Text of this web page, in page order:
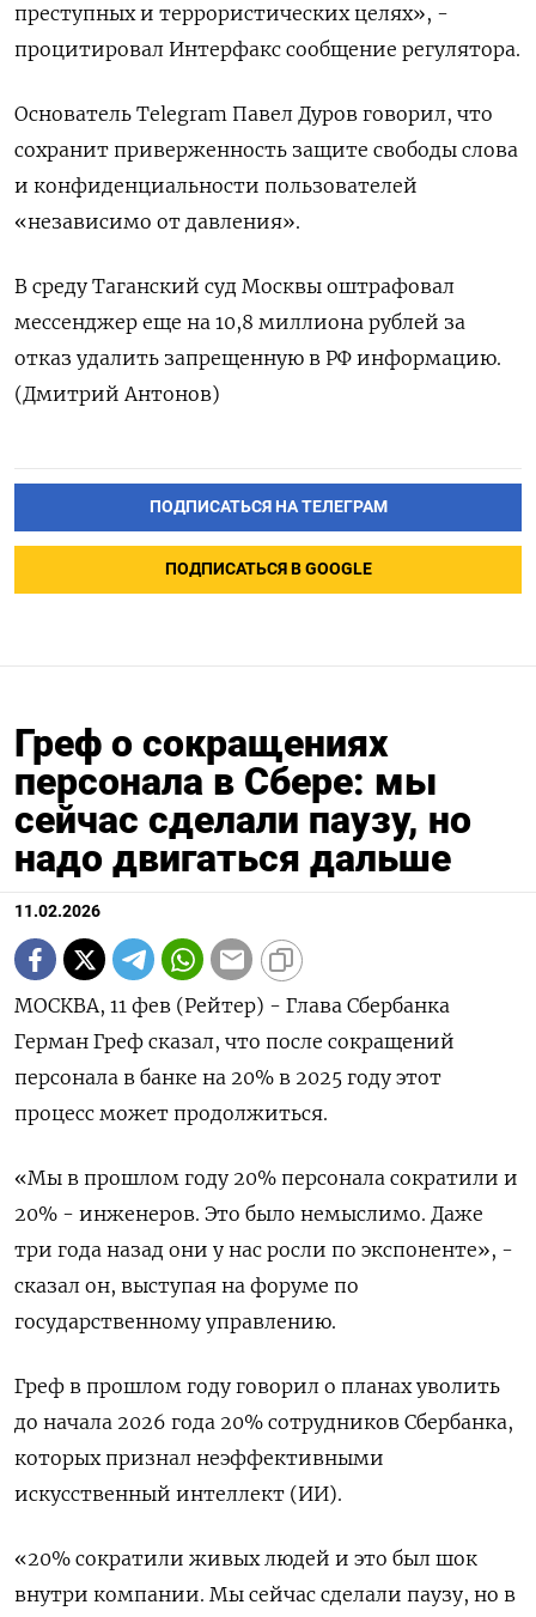
преступных и террористических ​целях», -
процитировал ⁠Интерфакс сообщение регулятора.
Основатель Telegram Павел Дуров говорил, что
сохранит приверженность защите свободы ‌слова
и конфиденциальности пользователей
«независимо от давления».
В среду ‌Таганский суд Москвы оштрафовал
мессенджер еще на 10,8 ​миллиона рублей за
отказ удалить ‌запрещенную в РФ информацию.
(Дмитрий Антонов)
ПОДПИСАТЬСЯ НА ТЕЛЕГРАМ
ПОДПИСАТЬСЯ В GOOGLE
Греф о сокращениях
персонала в Сбере: мы
сейчас сделали паузу, но
надо двигаться дальше
11.02.2026
МОСКВА, 11 фев (Рейтер) - Глава Сбербанка
Герман Греф сказал, что после сокращений
персонала в банке на 20% в 2025 году этот
процесс может продолжиться.
«Мы в прошлом году 20% персонала ‌сократили и
20% - инженеров. Это было немыслимо. Даже
три года назад они у нас росли по экспоненте», -
сказал он, выступая на форуме по
государственному управлению.
Греф в прошлом году говорил ​о планах уволить
до начала ​2026 года 20% сотрудников Сбербанка, ​
которых признал ⁠неэффективными
искусственный интеллект (ИИ).
«20% сократили живых людей и это ‌был шок
внутри компании. Мы сейчас сделали ‌паузу, но в